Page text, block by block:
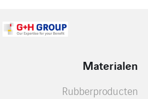
Materialen
Rubberproducten